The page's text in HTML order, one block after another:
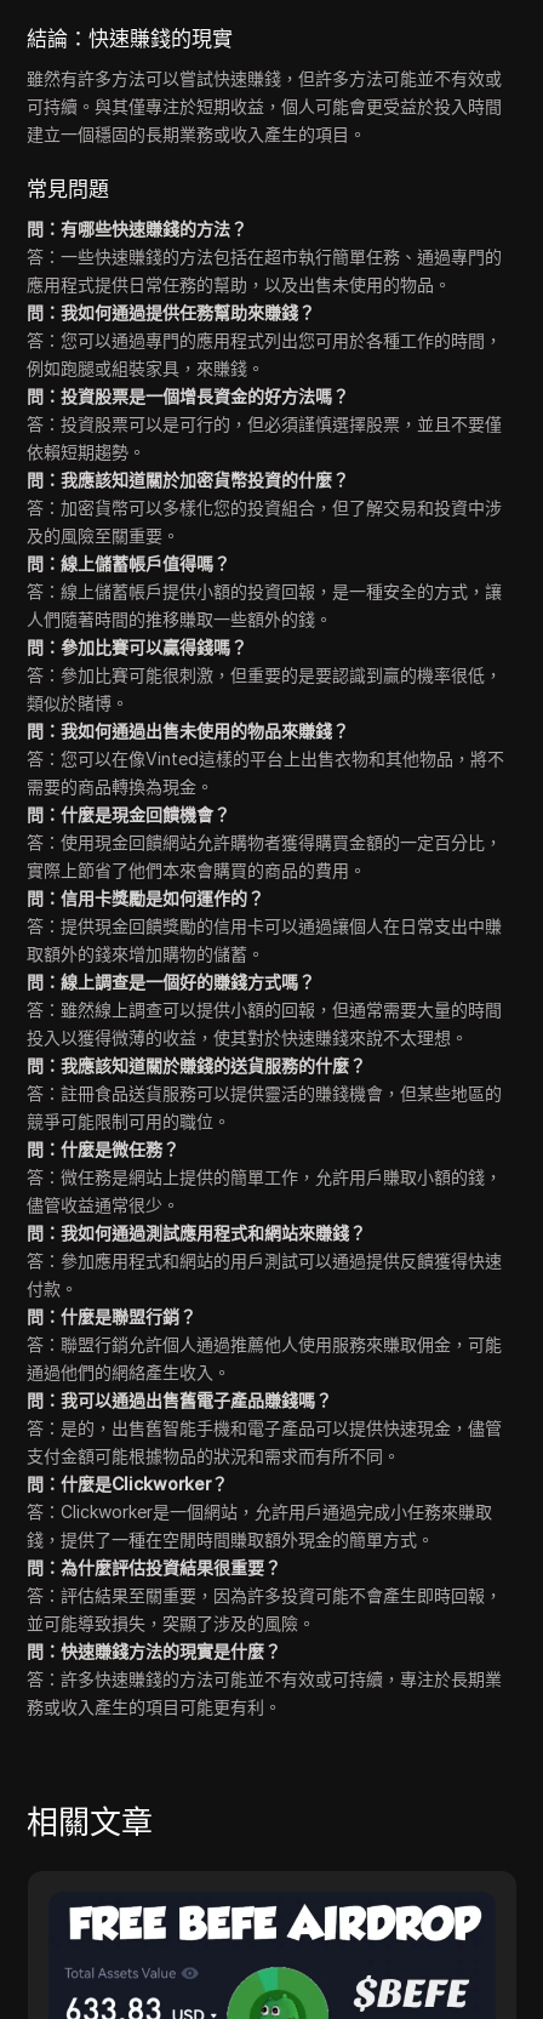
結論：快速賺錢的現實
雖然有許多方法可以嘗試快速賺錢，但許多方法可能並不有效或
可持續。與其僅專注於短期收益，個人可能會更受益於投入時間
建立一個穩固的長期業務或收入產生的項目。
常見問題
問：有哪些快速賺錢的方法？
答：一些快速賺錢的方法包括在超市執行簡單任務、通過專門的
應用程式提供日常任務的幫助，以及出售未使用的物品。
問：我如何通過提供任務幫助來賺錢？
答：您可以通過專門的應用程式列出您可用於各種工作的時間，
例如跑腿或組裝家具，來賺錢。
問：投資股票是一個增長資金的好方法嗎？
答：投資股票可以是可行的，但必須謹慎選擇股票，並且不要僅
依賴短期趨勢。
問：我應該知道關於加密貨幣投資的什麼？
答：加密貨幣可以多樣化您的投資組合，但了解交易和投資中涉
及的風險至關重要。
問：線上儲蓄帳戶值得嗎？
答：線上儲蓄帳戶提供小額的投資回報，是一種安全的方式，讓
人們隨著時間的推移賺取一些額外的錢。
問：參加比賽可以贏得錢嗎？
答：參加比賽可能很刺激，但重要的是要認識到贏的機率很低，
類似於賭博。
問：我如何通過出售未使用的物品來賺錢？
答：您可以在像Vinted這樣的平台上出售衣物和其他物品，將不
需要的商品轉換為現金。
問：什麼是現金回饋機會？
答：使用現金回饋網站允許購物者獲得購買金額的一定百分比，
實際上節省了他們本來會購買的商品的費用。
問：信用卡獎勵是如何運作的？
答：提供現金回饋獎勵的信用卡可以通過讓個人在日常支出中賺
取額外的錢來增加購物的儲蓄。
問：線上調查是一個好的賺錢方式嗎？
答：雖然線上調查可以提供小額的回報，但通常需要大量的時間
投入以獲得微薄的收益，使其對於快速賺錢來說不太理想。
問：我應該知道關於賺錢的送貨服務的什麼？
答：註冊食品送貨服務可以提供靈活的賺錢機會，但某些地區的
競爭可能限制可用的職位。
問：什麼是微任務？
答：微任務是網站上提供的簡單工作，允許用戶賺取小額的錢，
儘管收益通常很少。
問：我如何通過測試應用程式和網站來賺錢？
答：參加應用程式和網站的用戶測試可以通過提供反饋獲得快速
付款。
問：什麼是聯盟行銷？
答：聯盟行銷允許個人通過推薦他人使用服務來賺取佣金，可能
通過他們的網絡產生收入。
問：我可以通過出售舊電子產品賺錢嗎？
答：是的，出售舊智能手機和電子產品可以提供快速現金，儘管
支付金額可能根據物品的狀況和需求而有所不同。
問：什麼是Clickworker？
答：Clickworker是一個網站，允許用戶通過完成小任務來賺取
錢，提供了一種在空閒時間賺取額外現金的簡單方式。
問：為什麼評估投資結果很重要？
答：評估結果至關重要，因為許多投資可能不會產生即時回報，
並可能導致損失，突顯了涉及的風險。
問：快速賺錢方法的現實是什麼？
答：許多快速賺錢的方法可能並不有效或可持續，專注於長期業
務或收入產生的項目可能更有利。
相關文章